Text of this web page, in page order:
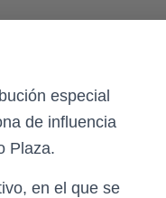
especial
de influencia
Plaza.
en el que se